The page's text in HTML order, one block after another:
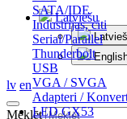
SATA/IDE
Industrijas, citi
Serial/Parallel
Thunderbolt
USB
VGA / SVGA
Adapteri /
LED GX53
Latviešu
lv en
Meklēt